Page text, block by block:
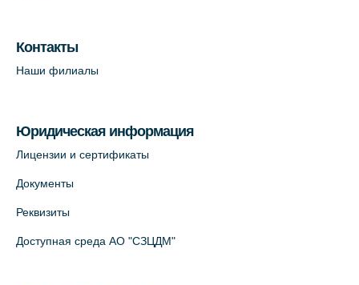
пр. В.О., д.5 (официальный партнёр)
Контакты
Наши филиалы
Юридическая информация
Лицензии и сертификаты
Документы
Реквизиты
Доступная среда АО "СЗЦДМ"